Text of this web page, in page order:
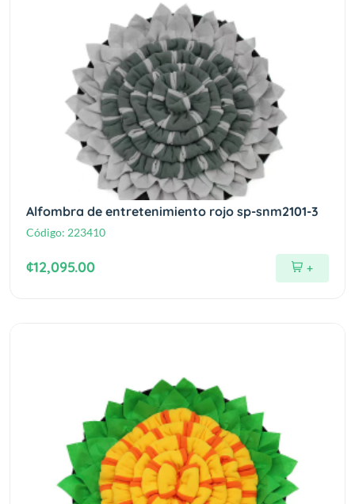
Alfombra de entretenimiento rojo sp-snm2101-3
Código: 223410
¢12,095.00 +